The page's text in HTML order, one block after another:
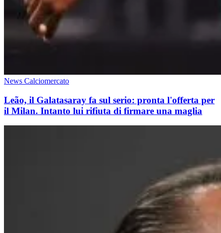
News Calciomercato
Leão, il Galatasaray fa sul serio: pronta l'offerta per
il Milan. Intanto lui rifiuta di firmare una maglia